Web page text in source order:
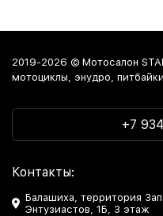
2019-2026 © Мотосалон
мотоциклы, энудро,
+7
Контакты:
Балашиха, территория
Энтузиастов, 1Б, 3 этаж